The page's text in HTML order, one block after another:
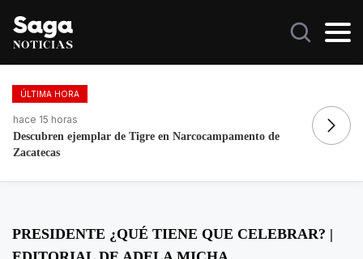
ÚLTIMA HORA
hace 18 horas
Galilea Montijo celebra estar entre Los 50 más bellos
PRESIDENTE ¿QUÉ TIENE QUE CELEBRAR? |